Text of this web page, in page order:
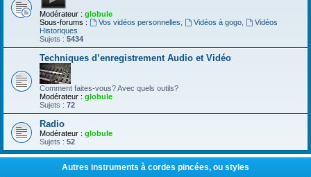
Modérateur : globule
Sous-forums :
Vos vidéos personnelles Vidéos à gogo,
Vidéos
Historiques
Sujets : 5434
Techniques d’enregistrement Audio et Vidéo
Comment faites-vous? Avec quels outils?
Modérateur : globule
Sujets : 72
Radio
Modérateur : globule
Sujets : 52
Autres instruments à cordes pincées, ou styles